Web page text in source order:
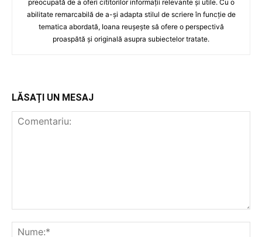
preocupată de a oferi cititorilor informații relevante și utile. Cu o
abilitate remarcabilă de a-și adapta stilul de scriere în funcție de
tematica abordată, Ioana reușește să ofere o perspectivă
proaspătă și originală asupra subiectelor tratate.
LĂSAȚI UN MESAJ